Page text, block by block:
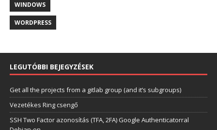
WINDOWS
WORDPRESS
LEGUTÓBBI BEJEGYZÉSEK
Get all the projects from a gitlab group (and it’s subgroups)
Vezetékes Ring csengő
SSH Two Factor azonosítás (TFA, 2FA) Google Authenticatorral